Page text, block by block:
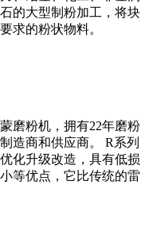
的大型制粉加工，将块
求的粉状物料。
磨粉机，拥有22年磨粉
造商和供应商。 R系列
化升级改造，具有低损
等优点，它比传统的雷